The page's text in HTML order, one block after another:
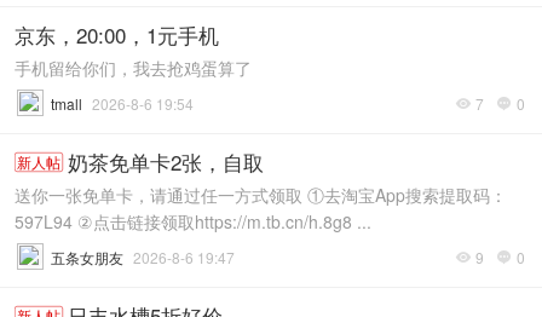
京东，20:00，1元手机
手机留给你们，我去抢鸡蛋算了
 7  0
tmall 2026-8-6 19:54
新人帖 奶茶免单卡2张，自取
送你一张免单卡，请通过任一方式领取 ①去淘宝App搜索提取码：
597L94 ②点击链接领取https://m.tb.cn/h.8g8 ...
 9  0
五条女朋友 2026-8-6 19:47